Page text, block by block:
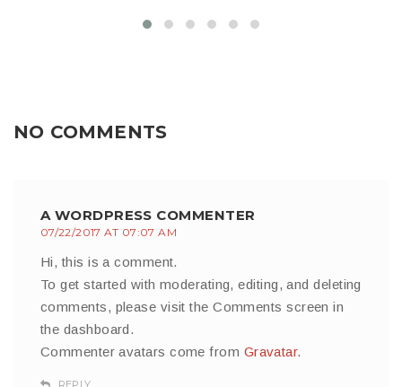
NO COMMENTS
A WORDPRESS COMMENTER
07/22/2017 AT 07:07 AM
Hi, this is a comment.
To get started with moderating, editing, and deleting
comments, please visit the Comments screen in
the dashboard.
Commenter avatars come from Gravatar.
REPLY